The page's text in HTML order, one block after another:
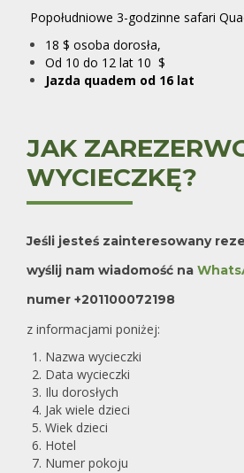
Popołudniowe 3-godzinne safari
18 $ osoba dorosła,
Od 10 do 12 lat 10 $
Jazda quadem od 16 lat
JAK
WYCIECZKĘ?
Jeśli jesteś zainteresowany
wyślij nam wiadomość na
numer +201100072198
z informacjami poniżej:
Nazwa wycieczki
Data wycieczki
Ilu dorosłych
Jak wiele dzieci
Wiek dzieci
Hotel
Numer pokoju